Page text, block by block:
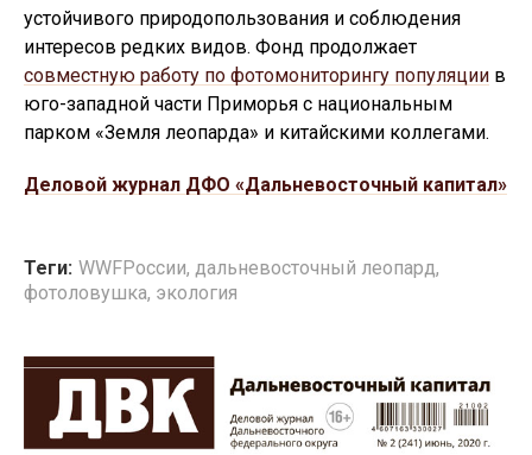
устойчивого природопользования и соблюдения
интересов редких видов. Фонд продолжает
совместную работу по фотомониторингу популяции в
юго-западной части Приморья с национальным
парком «Земля леопарда» и китайскими коллегами.
Деловой журнал ДФО «Дальневосточный капитал»
Теги: WWFРоссии, дальневосточный леопард,
фотоловушка, экология